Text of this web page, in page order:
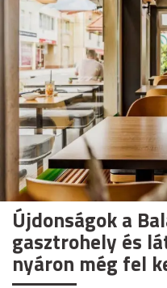
Újdonságok a
gasztrohely és
nyáron még fel